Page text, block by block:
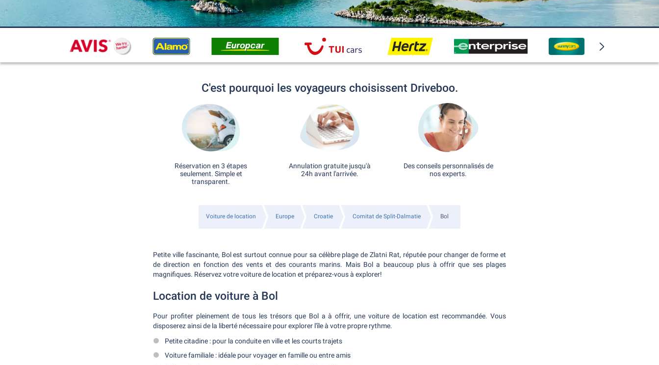
C'est pourquoi les voyageurs choisissent Driveboo.
Réservation en 3 étapes
seulement. Simple et
transparent.
Annulation gratuite jusqu'à
24h avant l'arrivée.
Des conseils personnalisés de
nos experts.
Voiture de location Europe Croatie Comitat de Split-Dalmatie Bol
Petite ville fascinante, Bol est surtout connue pour sa célèbre plage de Zlatni Rat, réputée pour changer de forme et
de direction en fonction des vents et des courants marins. Mais Bol a beaucoup plus à offrir que ses plages
magnifiques. Réservez votre voiture de location et préparez-vous à explorer!
Location de voiture à Bol
Pour profiter pleinement de tous les trésors que Bol a à offrir, une voiture de location est recommandée. Vous
disposerez ainsi de la liberté nécessaire pour explorer l'île à votre propre rythme.
Petite citadine : pour la conduite en ville et les courts trajets
Voiture familiale : idéale pour voyager en famille ou entre amis